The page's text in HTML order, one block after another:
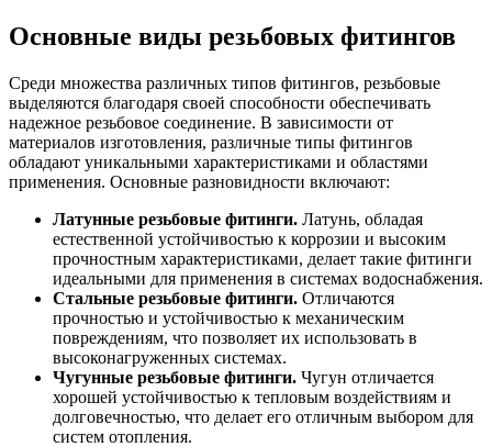
латунный
Труба
Шина
медная
Круг
медный
(пруток)
Лента
Лист
медный
Труба
медная
Круг
бронзовый
(пруток)
Олово,
cвинец,
цинк,
нихром
Фитинги
резьбовые
Фитинги
резьбовые
резьбовые
чугунные
Хомуты
стальные
Труба ВГП
БУ металл
БУ трубы
стальные
Основные виды резьбовых фитингов
Среди множества различных типов фитингов, резьбовые
выделяются благодаря своей способности обеспечивать
надежное резьбовое соединение. В зависимости от
материалов изготовления, различные типы фитингов
обладают уникальными характеристиками и областями
применения. Основные разновидности включают:
Латунные резьбовые фитинги. Латунь, обладая
естественной устойчивостью к коррозии и высоким
прочностным характеристиками, делает такие фитинги
идеальными для применения в системах водоснабжения.
Стальные резьбовые фитинги. Отличаются
прочностью и устойчивостью к механическим
повреждениям, что позволяет их использовать в
высоконагруженных системах.
Чугунные резьбовые фитинги. Чугун отличается
хорошей устойчивостью к тепловым воздействиям и
долговечностью, что делает его отличным выбором для
систем отопления.